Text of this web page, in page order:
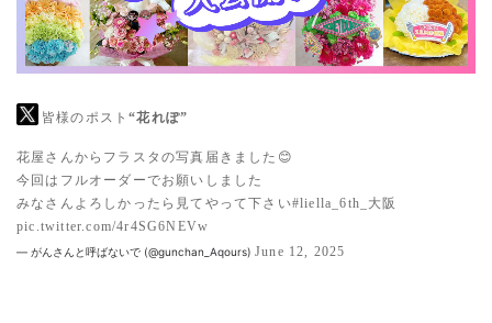
皆様のポスト“花れぽ”
花屋さんからフラスタの写真届きました😊
今回はフルオーダーでお願いしました
みなさんよろしかったら見てやって下さい#liella_6th_大阪
pic.twitter.com/4r4SG6NEVw
— がんさんと呼ばないで (@gunchan_Aqours) June 12, 2025